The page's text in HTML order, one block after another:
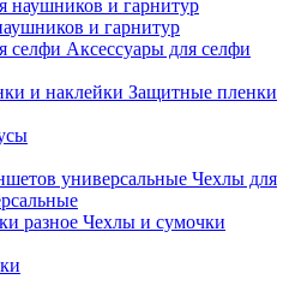
и гарнитур
Аксессуары для селфи
Защитные пленки
Чехлы для
Чехлы и сумочки